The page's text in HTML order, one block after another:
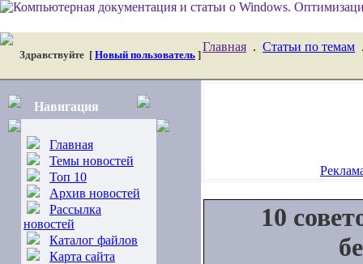
Здравствуйте [ Новый пользователь ]
Главная . Статьи по темам
Навигация
Главная
Темы новостей
Топ 10
Архив новостей
Рассылка
новостей
Каталог файлов
Карта сайта
10